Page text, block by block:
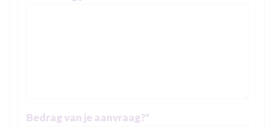
Bedrag van je aanvraag?*